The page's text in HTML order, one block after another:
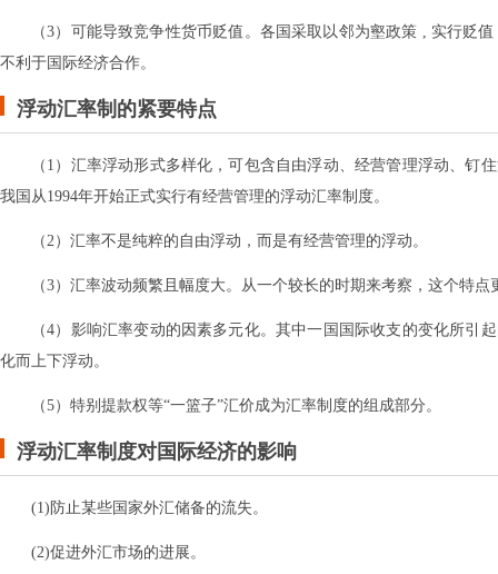
（3）可能导致竞争性货币贬值。各国采取以邻为壑政策 , 实行贬
不利于国际经济合作。
浮动汇率制的紧要特点
（1）汇率浮动形式多样化，可包含自由浮动、经营管理浮动、
我国从1994年开始正式实行有经营管理的浮动汇率制度。
（2）汇率不是纯粹的自由浮动，而是有经营管理的浮动。
（3）汇率波动频繁且幅度大。从一个较长的时期来考察，这个特点
（4）影响汇率变动的因素多元化。其中一国国际收支的变化所
化而上下浮动。
（5）特别提款权等“一篮子”汇价成为汇率制度的组成部分。
浮动汇率制度对国际经济的影响
(1)防止某些国家外汇储备的流失。
(2)促进外汇市场的进展。